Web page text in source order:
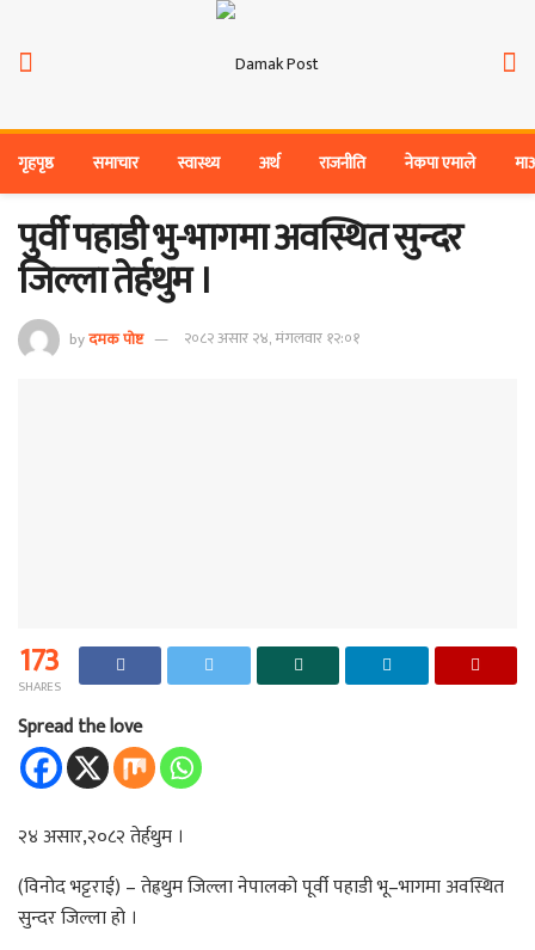
गृहपृष्ठ समाचार स्वास्थ्य अर्थ राजनीति नेकपा एमाले
पुर्वी पहाडी भु-भागमा अवस्थित सुन्दर
जिल्ला तेर्हथुम ।
byदमक पोष्ट २०८२ असार २४, मंगलवार १२:०१
173
SHARES
Spread the love
२४ असार,२०८२ तेर्हथुम ।
(विनोद भट्टराई) – तेह्रथुम जिल्ला नेपालको पूर्वी पहाडी भू–भागमा अवस्थित
सुन्दर जिल्ला हो ।